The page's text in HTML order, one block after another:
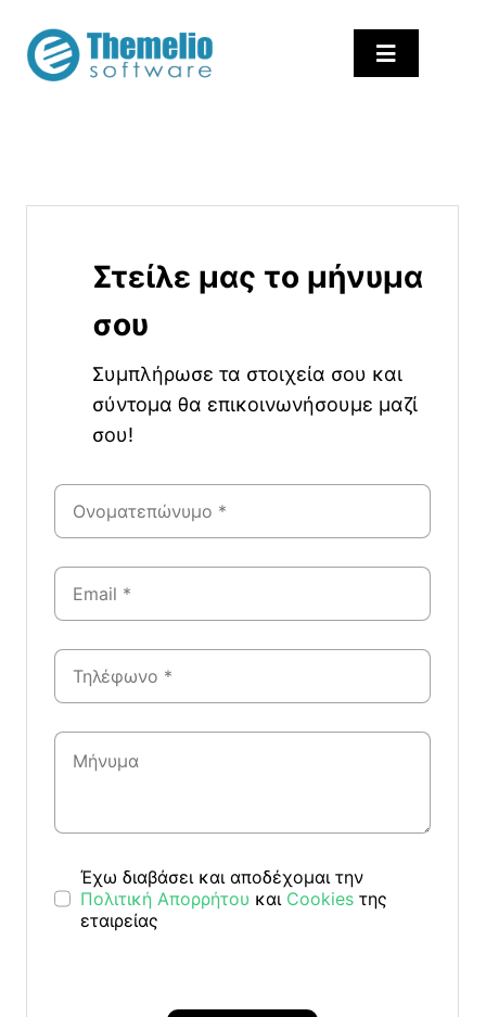
content
Toggle
Υπηρεσίες
Κατασκευή
Help Center
Στείλε μας το μήνυμα
σου
Συμπλήρωσε τα στοιχεία σου και
σύντομα θα επικοινωνήσουμε μαζί
σου!
Έχω διαβάσει και αποδέχομαι την
Πολιτική Απορρήτου και Cookies της
εταιρείας